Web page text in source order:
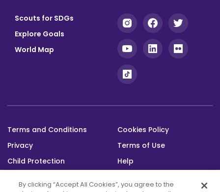
Scouts for SDGs
Explore Goals
World Map
Footer
bottom
Terms and Conditions
Cookies Policy
Privacy
Terms of Use
Child Protection
Help
By clicking “Accept All Cookies”, you agree to the